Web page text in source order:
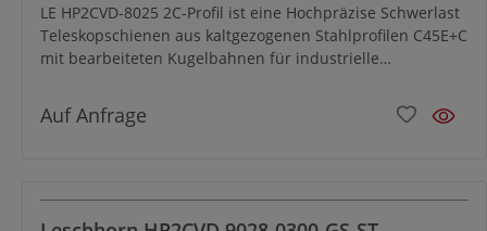
GS: Gewinde M8/Senkbohrung für M8,
Lastwert 390kg, Stahl verzinkt
LE HP2CVD-8025 2C-Profil ist eine Hochpräzise Schwerlast
Teleskopschienen aus kaltgezogenen Stahlprofilen C45E+C
mit bearbeiteten Kugelbahnen für industrielle
Vibrationsfestigkeit. Speziell für den beidseitigen Auszug
konzipiert.
Auf Anfrage